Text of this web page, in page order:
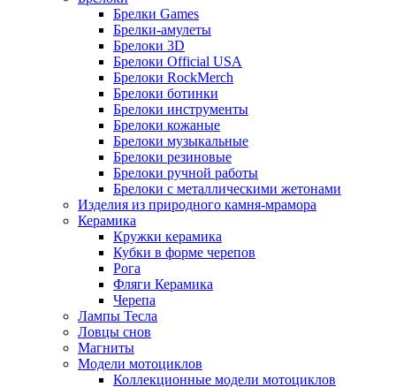
Брелки Games
Брелки-амулеты
Брелоки 3D
Брелоки Official USA
Брелоки RockMerch
Брелоки ботинки
Брелоки инструменты
Брелоки кожаные
Брелоки музыкальные
Брелоки резиновые
Брелоки ручной работы
Брелоки с металлическими жетонами
Изделия из природного камня-мрамора
Керамика
Кружки керамика
Кубки в форме черепов
Рога
Фляги Керамика
Черепа
Лампы Тесла
Ловцы снов
Магниты
Модели мотоциклов
Коллекционные модели мотоциклов